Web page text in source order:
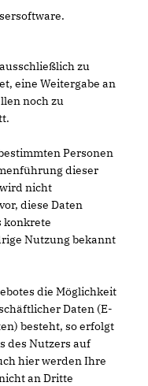
zu
eine Weitergabe an
noch zu
Personen
dieser
nicht
diese Daten
konkrete
Nutzung bekannt
die Möglichkeit
Daten (E-
besteht, so erfolgt
des Nutzers auf
hier werden Ihre
an Dritte